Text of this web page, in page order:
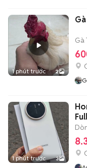
1 phút trước 2
Gà
1 phút trước 3